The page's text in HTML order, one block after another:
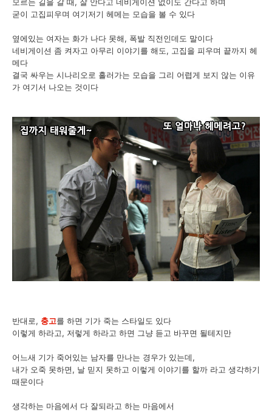
모르는 길을 갈 때, 잘 안다고 네비게이션 없이도 간다고 하며
굳이 고집피우며 여기저기 헤메는 모습을 볼 수 있다
옆에있는 여자는 화가 나다 못해, 폭발 직전인데도 말이다
네비게이션 좀 켜자고 아무리 이야기를 해도, 고집을 피우며 끝까지 헤
메다
결국 싸우는 시나리오로 흘러가는 모습을 그리 어렵게 보지 않는 이유
가 여기서 나오는 것이다
반대로, 충고를 하면 기가 죽는 스타일도 있다
이렇게 하라고, 저렇게 하라고 하면 그냥 듣고 바꾸면 될테지만
어느새 기가 죽어있는 남자를 만나는 경우가 있는데,
내가 오죽 못하면, 날 믿지 못하고 이렇게 이야기를 할까 라고 생각하기
때문이다
생각하는 마음에서 다 잘되라고 하는 마음에서